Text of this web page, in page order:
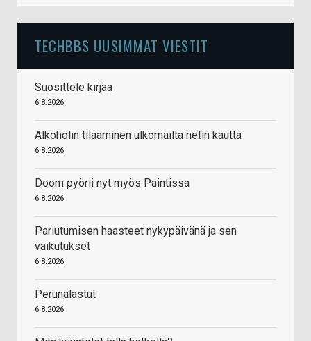
TECHBBS UUSIMMAT VIESTIT
Suosittele kirjaa
6.8.2026
Alkoholin tilaaminen ulkomailta netin kautta
6.8.2026
Doom pyörii nyt myös Paintissa
6.8.2026
Pariutumisen haasteet nykypäivänä ja sen
vaikutukset
6.8.2026
Perunalastut
6.8.2026